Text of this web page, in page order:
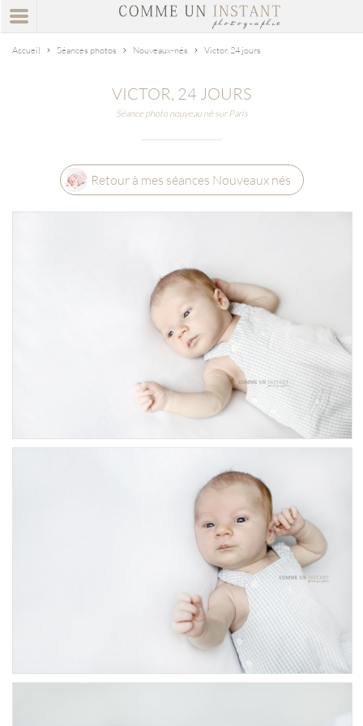
Accueil Séances photos Nouveaux-nés Victor, 24 jours
VICTOR, 24 JOURS
Séance photo nouveau né sur Paris
Retour à mes séances Nouveaux nés